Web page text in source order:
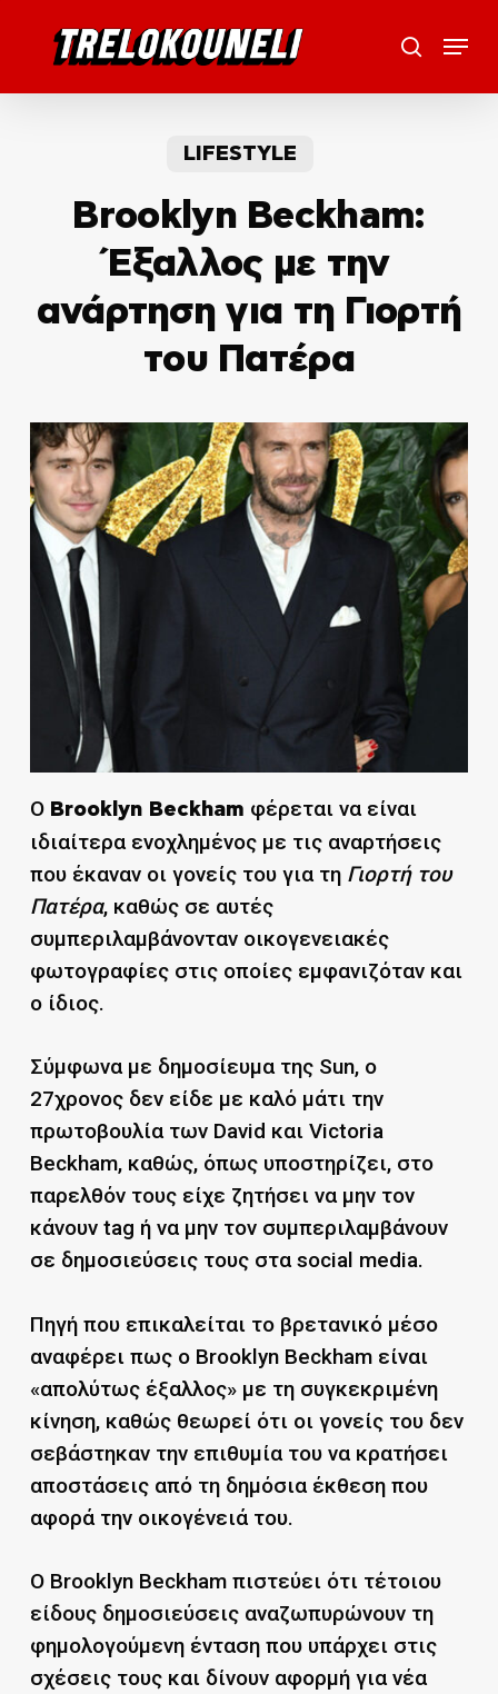
search
Menu
LIFESTYLE
Brooklyn Beckham:
Έξαλλος με την
ανάρτηση για τη Γιορτή
του Πατέρα
Ο Brooklyn Beckham φέρεται να είναι
ιδιαίτερα ενοχλημένος με τις αναρτήσεις
που έκαναν οι γονείς του για τηΓιορτή του
Πατέρα, καθώς σε αυτές
συμπεριλαμβάνονταν οικογενειακές
φωτογραφίες στις οποίες εμφανιζόταν και
ο ίδιος.
Σύμφωνα με δημοσίευμα της Sun, ο
27χρονος δεν είδε με καλό μάτι την
πρωτοβουλία των David και Victoria
Beckham, καθώς, όπως υποστηρίζει, στο
παρελθόν τους είχε ζητήσει να μην τον
κάνουν tag ή να μην τον συμπεριλαμβάνουν
σε δημοσιεύσεις τους στα social media.
Πηγή που επικαλείται το βρετανικό μέσο
αναφέρει πως ο Brooklyn Beckham είναι
«απολύτως έξαλλος» με τη συγκεκριμένη
κίνηση, καθώς θεωρεί ότι οι γονείς του δεν
σεβάστηκαν την επιθυμία του να κρατήσει
αποστάσεις από τη δημόσια έκθεση που
αφορά την οικογένειά του.
O Brooklyn Beckham πιστεύει ότι τέτοιου
είδους δημοσιεύσεις αναζωπυρώνουν τη
φημολογούμενη ένταση που υπάρχει στις
σχέσεις τους και δίνουν αφορμή για νέα